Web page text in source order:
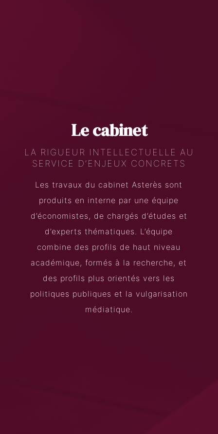
Le cabinet
LA RIGUEUR INTELLECTUELLE AU
SERVICE D’ENJEUX CONCRETS
Les travaux du cabinet Asterès sont
produits en interne par une équipe
d’économistes, de chargés d’études et
d’experts thématiques. L’équipe
combine des profils de haut niveau
académique, formés à la recherche, et
des profils plus orientés vers les
politiques publiques et la vulgarisation
médiatique.
Search
Rechercher